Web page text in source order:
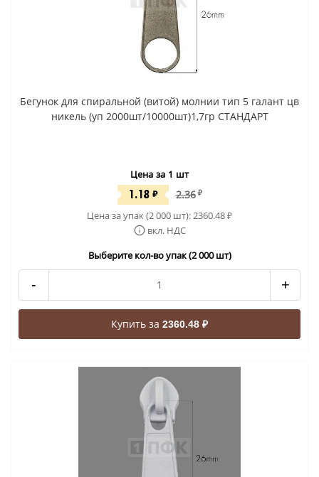
Бегунок для спиральной (витой) молнии тип 5 галант цв
никель (уп 2000шт/10000шт)1,7гр СТАНДАРТ
Цена за 1 шт
1.18 ₽ 2.36 ₽
Цена за упак (2 000 шт): 2360.48₽
вкл. НДС
Выберите кол-во упак (2 000 шт)
- +
Купить за 2360.48 ₽